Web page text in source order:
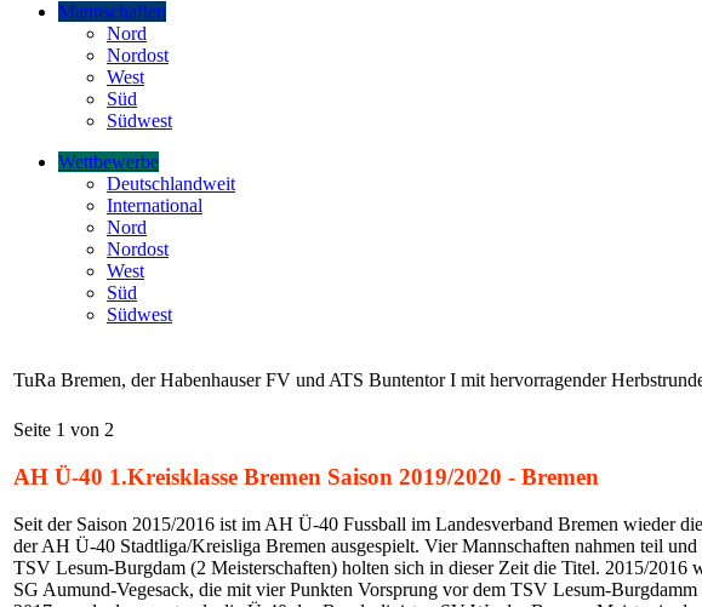
Mannschaften
Nord
Nordost
West
Süd
Südwest
Wettbewerbe
Deutschlandweit
International
Nord
Nordost
West
Süd
Südwest
TuRa Bremen, der Habenhauser FV und ATS Buntentor I mit hervorragender
Seite 1 von 2
AH Ü-40 1.Kreisklasse Bremen Saison 2019/2020 - Bremen
Seit der Saison 2015/2016 ist im AH Ü-40 Fussball im Landesverband Bremen wieder
der AH Ü-40 Stadtliga/Kreisliga Bremen ausgespielt. Vier Mannschaften nahmen teil
TSV Lesum-Burgdam (2 Meisterschaften) holten sich in dieser Zeit die Titel. 2015/
SG Aumund-Vegesack, die mit vier Punkten Vorsprung vor dem TSV Lesum-